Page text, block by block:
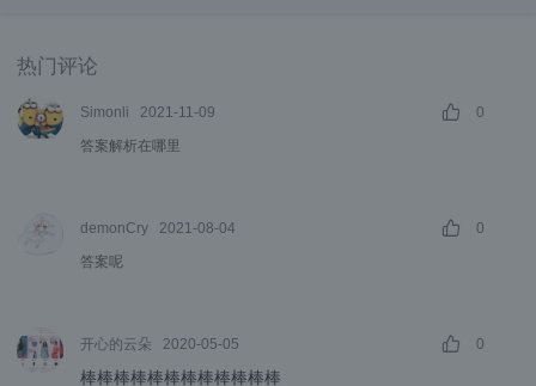
么优势？
A. WebRTC 比 RTMP 协议在传输数据时更实
B. WebRTC 比 RTMP 协议更能适应极端网络
质量更好
D. WebRTC 比使用 RTMP 协议更利于大规
热门评论
Simonli 2021-11-09 0
答案解析在哪里
demonCry 2021-08-04 0
答案呢
开心的云朵 2020-05-05 0
棒棒棒棒棒棒棒棒棒棒棒棒